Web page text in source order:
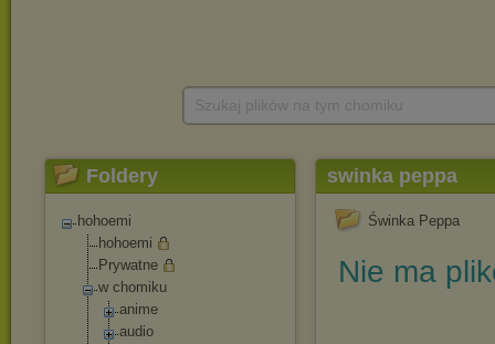
Foldery
hohoemi
hohoemi
Prywatne
w chomiku
anime
audio
swinka peppa
Świnka Peppa
Nie ma